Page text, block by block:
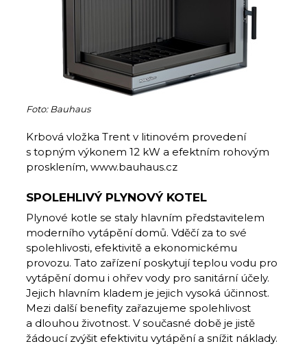
Foto: Bauhaus
Krbová vložka Trent v litinovém provedení
s topným výkonem 12 kW a efektním rohovým
prosklením, www.bauhaus.cz
SPOLEHLIVÝ PLYNOVÝ KOTEL
Plynové kotle se staly hlavním představitelem
moderního vytápění domů. Vděčí za to své
spolehlivosti, efektivitě a ekonomickému
provozu. Tato zařízení poskytují teplou vodu pro
vytápění domu i ohřev vody pro sanitární účely.
Jejich hlavním kladem je jejich vysoká účinnost.
Mezi další benefity zařazujeme spolehlivost
a dlouhou životnost. V současné době je jistě
žádoucí zvýšit efektivitu vytápění a snížit náklady.